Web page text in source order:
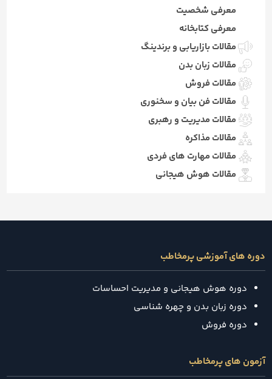
معرفی شخصیت
معرفی کتابخانه
مقالات بازاریابی و برندینگ
مقالات زبان بدن
مقالات فروش
مقالات فن بیان و سخنوری
مقالات مدیریت و رهبری
مقالات مذاکره
مقالات مهارت های فردی
مقالات هوش هیجانی
دوره های آموزشی پرمخاطب
دوره هوش هیجانی و مدیریت احساسات
دوره زبان بدن و چهره شناسی
دوره فروش
آزمون های پرمخاطب